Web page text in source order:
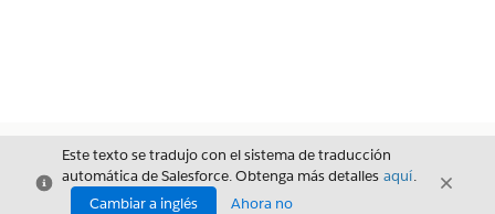
Cerrar
Este texto se tradujo con el sistema de traducción
automática de Salesforce. Obtenga más detalles aquí.
Cambiar a inglés
Ahora no
Cerrar